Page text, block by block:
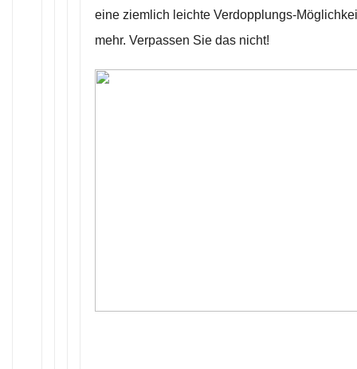
eine ziemlich leichte Verdopplungs-
mehr. Verpassen Sie das nicht!